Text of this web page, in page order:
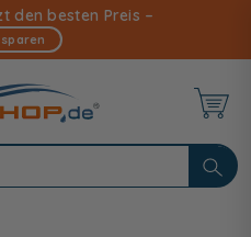
den besten Preis –